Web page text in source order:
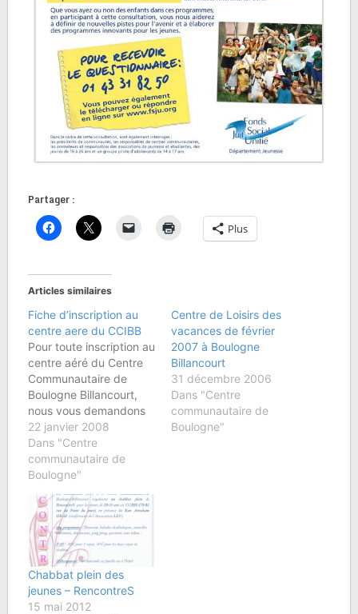
Partager :
Plus
Articles similaires
Fiche d’inscription au
centre aere du CCIBB
Pour toute inscription au
centre aéré du Centre
Communautaire de
Boulogne Billancourt,
nous vous demandons
de bien vouloir
renseigner les deux
documents suivants, qui
nous permettent ainsi
l'hanilitaion "Jeunesse et
Sports" par la
Préfecture, et de
bénéficier de la sorte
des infrastructures les
plus adaptées pour
vos…
22 janvier 2008
Dans "Centre
communautaire de
Boulogne"
Centre de Loisirs des
vacances de février
2007 à Boulogne
Billancourt
31 décembre 2006
Dans "Centre
communautaire de
Boulogne"
Chabbat plein des
jeunes – RencontreS
15 mai 2012